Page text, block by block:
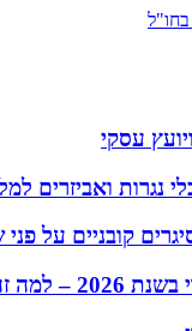
בחו"ל
עסקי
נגרות ואביזרים
קובניים על פני
כ"כ חשוב